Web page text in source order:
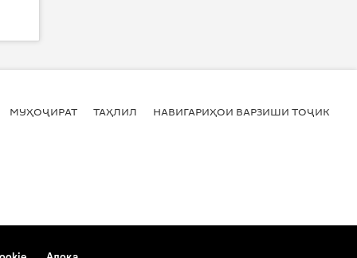
МУҲОҶИРАТ ТАҲЛИЛ НАВИГАРИҲОИ ВАРЗИШИ